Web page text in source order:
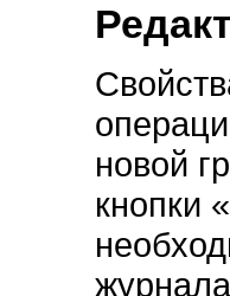
новой
кнопки «